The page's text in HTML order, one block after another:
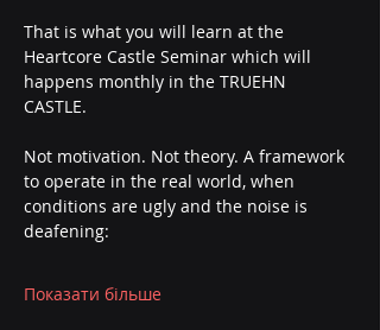
That is what you will learn at the
Heartcore Castle Seminar which will
happens monthly in the TRUEHN
CASTLE.
Not motivation. Not theory. A framework
to operate in the real world, when
conditions are ugly and the noise is
deafening:
Показати більше